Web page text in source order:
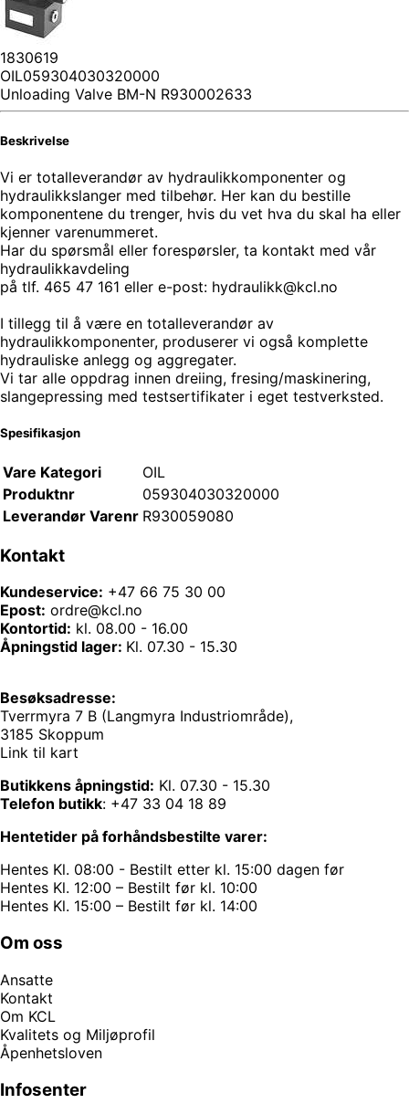
1830619
OIL059304030320000
Unloading Valve BM-N R930002633
Beskrivelse
Vi er totalleverandør av hydraulikkomponenter og
hydraulikkslanger med tilbehør. Her kan du bestille
komponentene du trenger, hvis du vet hva du skal ha eller
kjenner varenummeret.
Har du spørsmål eller forespørsler, ta kontakt med vår
hydraulikkavdeling
på tlf. 465 47 161 eller e-post: hydraulikk@kcl.no
I tillegg til å være en totalleverandør av
hydraulikkomponenter, produserer vi også komplette
hydrauliske anlegg og aggregater.
Vi tar alle oppdrag innen dreiing, fresing/maskinering,
slangepressing med testsertifikater i eget testverksted.
Spesifikasjon
Vare Kategori
OIL
Produktnr
059304030320000
Leverandør Varenr R930059080
Kontakt
Kundeservice: +47 66 75 30 00
Epost: ordre@kcl.no
Kontortid: kl. 08.00 - 16.00
Åpningstid lager: Kl. 07.30 - 15.30
Besøksadresse:
Tverrmyra 7 B (Langmyra Industriområde),
3185 Skoppum
Link til kart
Butikkens åpningstid: Kl. 07.30 - 15.30
Telefon butikk: +47 33 04 18 89
Hentetider på forhåndsbestilte varer:
Hentes Kl. 08:00 - Bestilt etter kl. 15:00 dagen før
Hentes Kl. 12:00 – Bestilt før kl. 10:00
Hentes Kl. 15:00 – Bestilt før kl. 14:00
Om oss
Ansatte
Kontakt
Om KCL
Kvalitets og Miljøprofil
Åpenhetsloven
Infosenter